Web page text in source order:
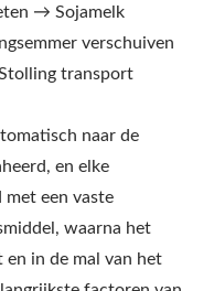
TOFU
TOFU
→ Sojamelk
verschuiven
transport
naar de
en elke
een vaste
waarna het
en in de mal van het